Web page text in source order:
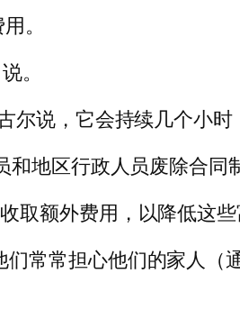
。
。
说，它会持续几个小时
地区行政人员废除合同
取额外费用，以降低这些
常常担心他们的家人（